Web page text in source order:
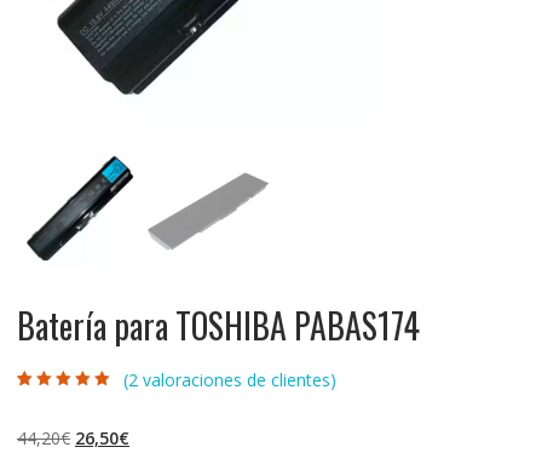
Batería para TOSHIBA PABAS174
valoraciones
(2valoraciones de clientes)
44,20€ El
26,50€El